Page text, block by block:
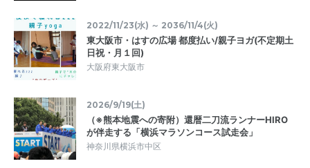
2022/11/23(水) ～ 2036/11/4(火)
東大阪市・はすの広場 都度払い/親子ヨガ(不定期土
日祝・月１回)
大阪府東大阪市
2026/9/19(土)
（※熊本地震への寄附）還暦二刀流ランナーHIRO
が伴走する「横浜マラソンコース試走会」
神奈川県横浜市中区